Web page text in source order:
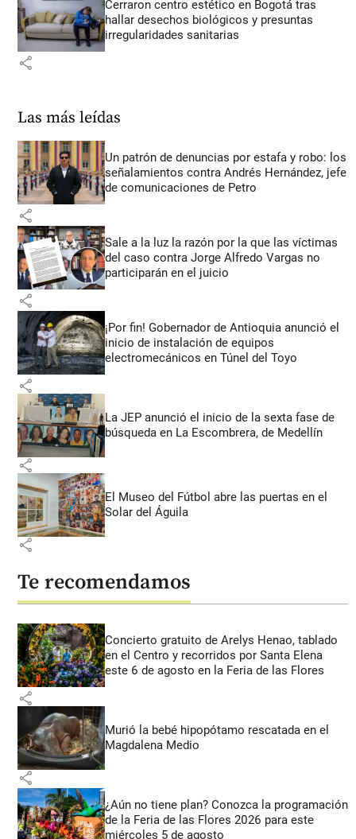
Cerraron centro estético en Bogotá tras
hallar desechos biológicos y presuntas
irregularidades sanitarias
share
Las más leídas
Un patrón de denuncias por estafa y robo: los
señalamientos contra Andrés Hernández, jefe
de comunicaciones de Petro
share
Sale a la luz la razón por la que las víctimas
del caso contra Jorge Alfredo Vargas no
participarán en el juicio
share
¡Por fin! Gobernador de Antioquia anunció el
inicio de instalación de equipos
electromecánicos en Túnel del Toyo
share
La JEP anunció el inicio de la sexta fase de
búsqueda en La Escombrera, de Medellín
share
El Museo del Fútbol abre las puertas en el
Solar del Águila
share
Te recomendamos
Concierto gratuito de Arelys Henao, tablado
en el Centro y recorridos por Santa Elena
este 6 de agosto en la Feria de las Flores
share
Murió la bebé hipopótamo rescatada en el
Magdalena Medio
share
¿Aún no tiene plan? Conozca la programación
de la Feria de las Flores 2026 para este
miércoles 5 de agosto